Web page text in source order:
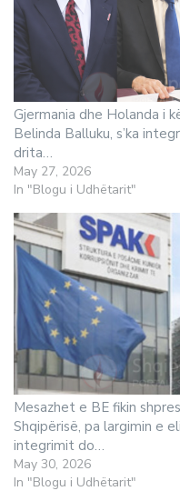
Gjermania dhe Holanda i
Belinda Balluku, s’ka
drita…
May 27, 2026
In "Blogu i Udhëtarit"
Mesazhet e BE fikin
Shqipërisë, pa largimin e
integrimit do…
May 30, 2026
In "Blogu i Udhëtarit"